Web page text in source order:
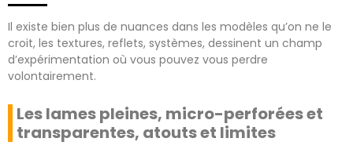
Il existe bien plus de nuances dans les modèles qu’on ne le
croit, les textures, reflets, systèmes, dessinent un champ
d’expérimentation où vous pouvez vous perdre
volontairement.
Les lames pleines, micro-perforées et
transparentes, atouts et limites